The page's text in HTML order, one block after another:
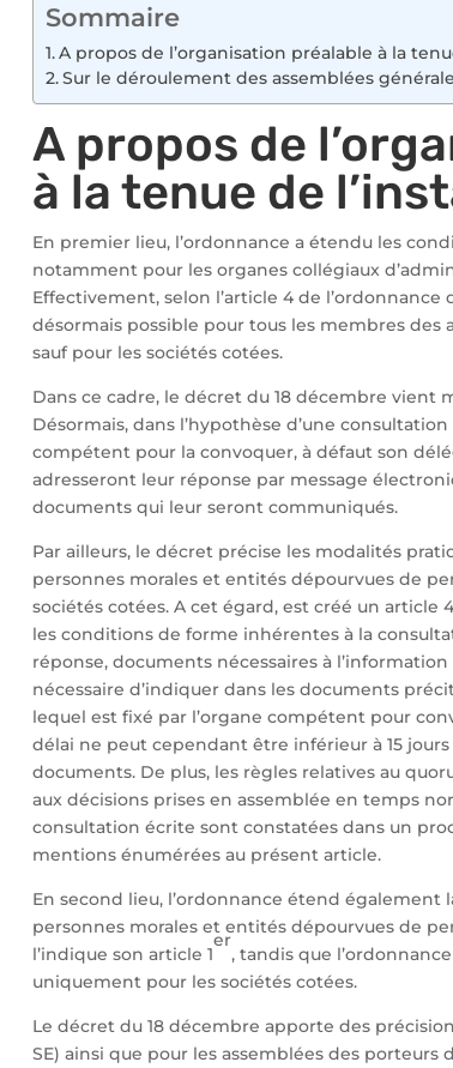
Sommaire
A propos de l’organisation préalable à la
Sur le déroulement des assemblées
A propos de
à la tenue de
En premier lieu, l’ordonnance a étendu les
notamment pour les organes collégiaux
Effectivement, selon l’article 4 de
désormais possible pour tous les membres
sauf pour les sociétés cotées.
Dans ce cadre, le décret du 18 décembre vient
Désormais, dans l’hypothèse d’une
compétent pour la convoquer, à défaut son
adresseront leur réponse par message
documents qui leur seront communiqués.
Par ailleurs, le décret précise les modalités
personnes morales et entités dépourvues de
sociétés cotées. A cet égard, est créé un article
les conditions de forme inhérentes à la
réponse, documents nécessaires à
nécessaire d’indiquer dans les documents
lequel est fixé par l’organe compétent pour
délai ne peut cependant être inférieur à 15
documents. De plus, les règles relatives au
aux décisions prises en assemblée en temps
consultation écrite sont constatées dans un
mentions énumérées au présent article.
En second lieu, l’ordonnance étend
personnes morales et entités dépourvues de
l’indique son article 1
er
, tandis que
uniquement pour les sociétés cotées.
Le décret du 18 décembre apporte des
SE) ainsi que pour les assemblées des